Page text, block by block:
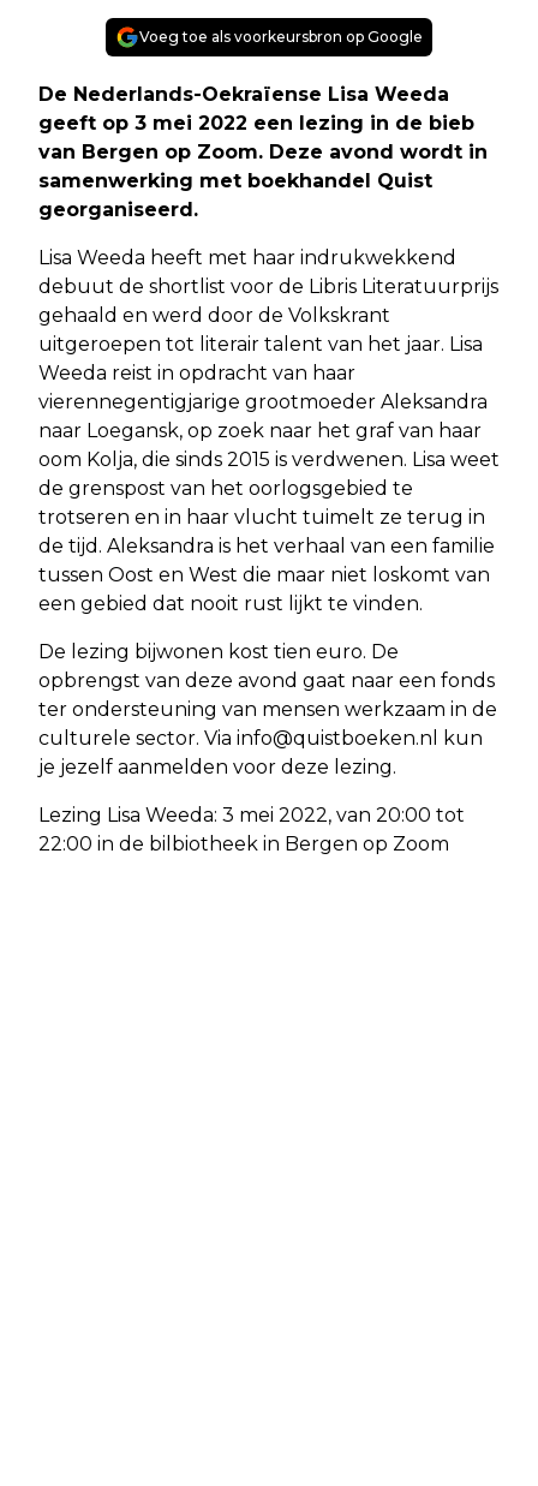
Voeg toe als voorkeursbron op Google
De Nederlands-Oekraïense Lisa Weeda
geeft op 3 mei 2022 een lezing in de bieb
van Bergen op Zoom. Deze avond wordt in
samenwerking met boekhandel Quist
georganiseerd.
Lisa Weeda heeft met haar indrukwekkend
debuut de shortlist voor de Libris Literatuurprijs
gehaald en werd door de Volkskrant
uitgeroepen tot literair talent van het jaar. Lisa
Weeda reist in opdracht van haar
vierennegentigjarige grootmoeder Aleksandra
naar Loegansk, op zoek naar het graf van haar
oom Kolja, die sinds 2015 is verdwenen. Lisa weet
de grenspost van het oorlogsgebied te
trotseren en in haar vlucht tuimelt ze terug in
de tijd. Aleksandra is het verhaal van een familie
tussen Oost en West die maar niet loskomt van
een gebied dat nooit rust lijkt te vinden.
De lezing bijwonen kost tien euro. De
opbrengst van deze avond gaat naar een fonds
ter ondersteuning van mensen werkzaam in de
culturele sector. Via info@quistboeken.nl
kun
je jezelf aanmelden voor deze lezing.
Lezing Lisa Weeda: 3 mei 2022, van 20:00 tot
22:00 in de bilbiotheek in Bergen op Zoom